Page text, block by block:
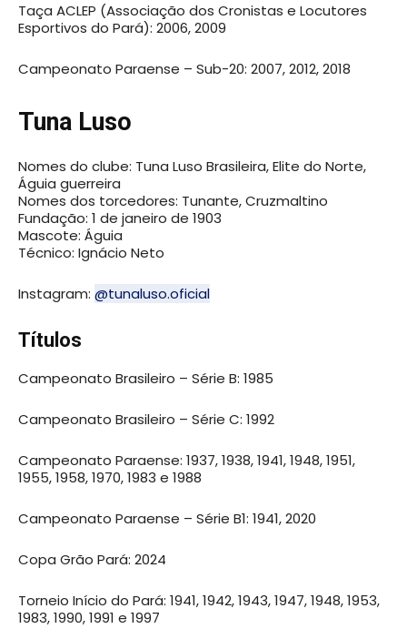
Taça ACLEP (Associação dos Cronistas e Locutores
Esportivos do Pará): 2006, 2009
Campeonato Paraense – Sub-20: 2007, 2012, 2018
Tuna Luso
Nomes do clube: Tuna Luso Brasileira, Elite do Norte,
Águia guerreira
Nomes dos torcedores: Tunante, Cruzmaltino
Fundação: 1 de janeiro de 1903
Mascote: Águia
Técnico: Ignácio Neto
Instagram: @tunaluso.oficial
Títulos
Campeonato Brasileiro – Série B: 1985
Campeonato Brasileiro – Série C: 1992
Campeonato Paraense: 1937, 1938, 1941, 1948, 1951,
1955, 1958, 1970, 1983 e 1988
Campeonato Paraense – Série B1: 1941, 2020
Copa Grão Pará: 2024
Torneio Início do Pará: 1941, 1942, 1943, 1947, 1948, 1953,
1983, 1990, 1991 e 1997